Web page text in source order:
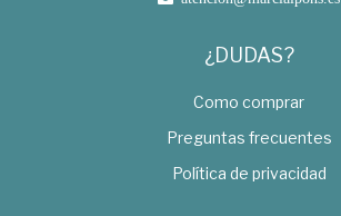
¿DUDAS?
Como comprar
Preguntas frecuentes
Política de privacidad